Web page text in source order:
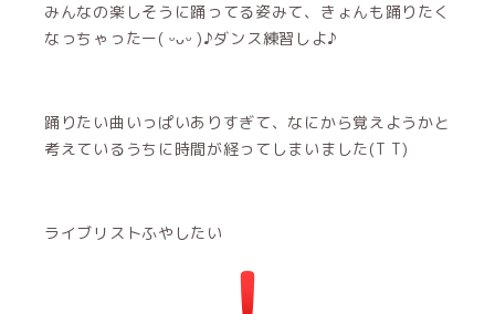
みんなの楽しそうに踊ってる姿みて、きょんも踊りたく
なっちゃったー( ᵕᴗᵕ )♪ダンス練習しよ♪
踊りたい曲いっぱいありすぎて、なにから覚えようかと
考えているうちに時間が経ってしまいました(T T)
ライブリストふやしたい